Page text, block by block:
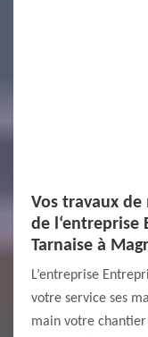
Vos travaux
de l‘entreprise
Tarnaise à
L’entreprise
votre service ses
main votre